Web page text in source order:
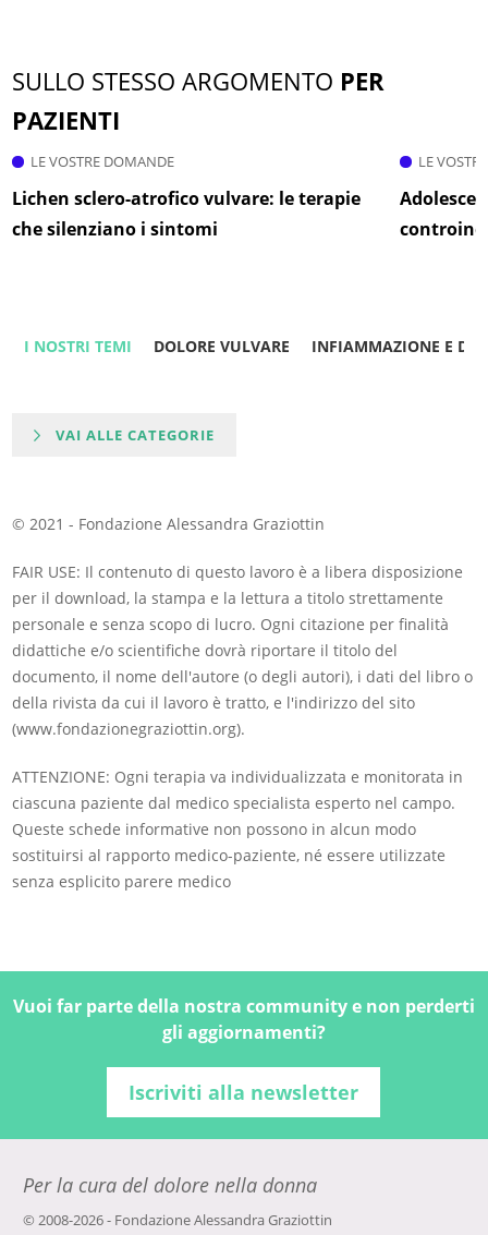
SULLO STESSO ARGOMENTO PER
PAZIENTI
LE VOSTRE DOMANDE
Lichen sclero-atrofico vulvare: le terapie
che silenziano i sintomi
LE
I NOSTRI TEMI DOLORE VULVARE INFIAMMAZIONE E
VAI ALLE CATEGORIE
© 2021 - Fondazione Alessandra Graziottin
FAIR USE: Il contenuto di questo lavoro è a libera disposizione
per il download, la stampa e la lettura a titolo strettamente
personale e senza scopo di lucro. Ogni citazione per finalità
didattiche e/o scientifiche dovrà riportare il titolo del
documento, il nome dell'autore (o degli autori), i dati del libro o
della rivista da cui il lavoro è tratto, e l'indirizzo del sito
(www.fondazionegraziottin.org).
ATTENZIONE: Ogni terapia va individualizzata e monitorata in
ciascuna paziente dal medico specialista esperto nel campo.
Queste schede informative non possono in alcun modo
sostituirsi al rapporto medico-paziente, né essere utilizzate
senza esplicito parere medico
Vuoi far parte della nostra community e non perderti
gli aggiornamenti?
Iscriviti alla newsletter
Per la cura del dolore nella donna
© 2008-2026 - Fondazione Alessandra Graziottin